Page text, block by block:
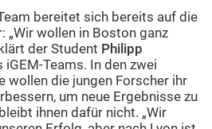
bereitet sich bereits auf die
wollen in Boston ganz
der Student Philipp
iGEM-Teams. In den zwei
wollen die jungen Forscher ihr
um neue Ergebnisse zu
ihnen dafür nicht. „Wir